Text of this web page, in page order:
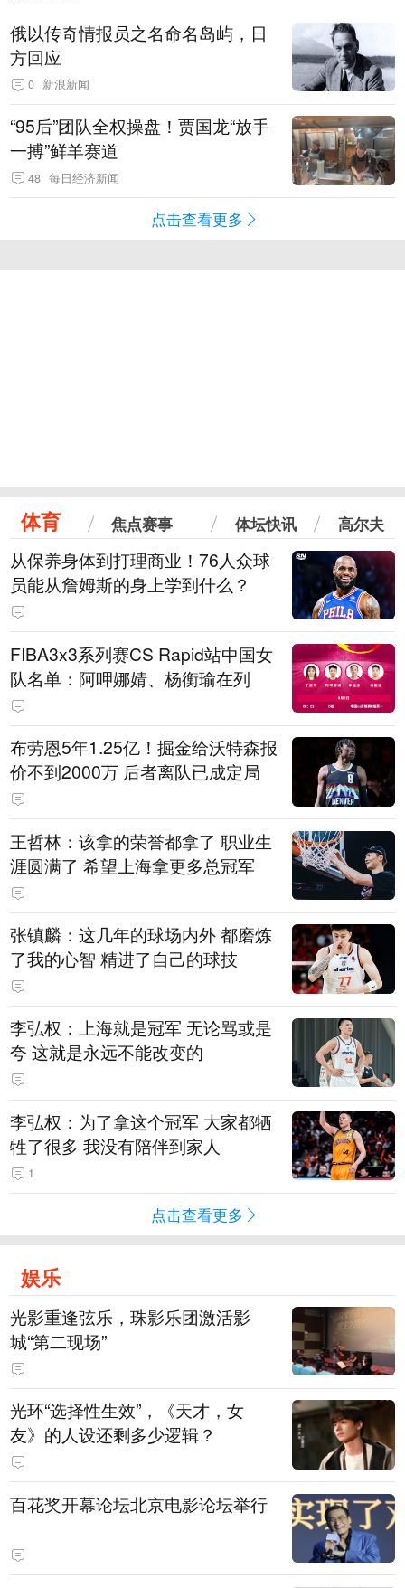
俄以传奇情报员之名命名岛屿，日
方回应
0 新浪新闻
“95后”团队全权操盘！贾国龙“放手
一搏”鲜羊赛道
48 每日经济新闻
点击查看更多
体育 焦点赛事 体坛快讯 高尔夫
从保养身体到打理商业！76人众球
员能从詹姆斯的身上学到什么？
FIBA3x3系列赛CS Rapid站中国女
队名单：阿呷娜婧、杨衡瑜在列
布劳恩5年1.25亿！掘金给沃特森报
价不到2000万 后者离队已成定局
王哲林：该拿的荣誉都拿了 职业生
涯圆满了 希望上海拿更多总冠军
张镇麟：这几年的球场内外 都磨炼
了我的心智 精进了自己的球技
李弘权：上海就是冠军 无论骂或是
夸 这就是永远不能改变的
李弘权：为了拿这个冠军 大家都牺
牲了很多 我没有陪伴到家人
1
点击查看更多
娱乐
光影重逢弦乐，珠影乐团激活影
城“第二现场”
光环“选择性生效”，《天才，女
友》的人设还剩多少逻辑？
百花奖开幕论坛北京电影论坛举行